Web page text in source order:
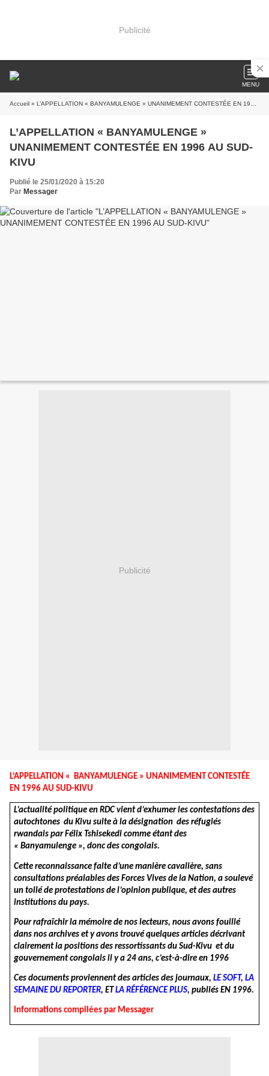
Publicité
MENU
Accueil » L’APPELLATION « BANYAMULENGE » UNANIMEMENT CONTESTÉE EN 1996 AU SUD-KIVU
L’APPELLATION « BANYAMULENGE »
UNANIMEMENT CONTESTÉE EN 1996 AU SUD-
KIVU
Publié le 25/01/2020 à 15:20
Par Messager
Publicité
L’APPELLATION « BANYAMULENGE » UNANIMEMENT CONTESTÉE
EN 1996 AU SUD-KIVU
L’actualité politique en RDC vient d’exhumer les contestations des
autochtones du Kivu suite à la désignation des réfugiés
rwandais par Félix Tshisekedi comme étant des
« Banyamulenge », donc des congolais.
Cette reconnaissance faite d’une manière cavalière, sans
consultations préalables des Forces Vives de la Nation, a soulevé
un tollé de protestations de l’opinion publique, et des autres
institutions du pays.
Pour rafraîchir la mémoire de nos lecteurs, nous avons fouillé
dans nos archives et y avons trouvé quelques articles décrivant
clairement la positions des ressortissants du Sud-Kivu et du
gouvernement congolais il y a 24 ans, c’est-à-dire en 1996
Ces documents proviennent des articles des journaux, LE SOFT, LA
SEMAINE DU REPORTER, ET LA RÉFÉRENCE PLUS, publiés EN 1996.
Informations compilées par Messager